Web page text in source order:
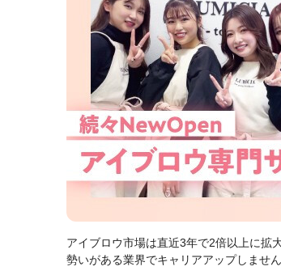
アイブロウ市場は直近3年で2倍以上に拡
勢いがある業界でキャリアアップしません